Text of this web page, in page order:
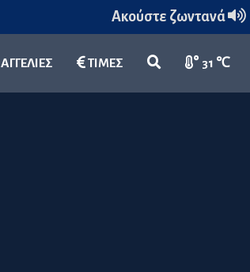
Ακούστε ζωντανά
ΑΓΓΕΛΙΕΣ ΤΙΜΕΣ 31 ℃